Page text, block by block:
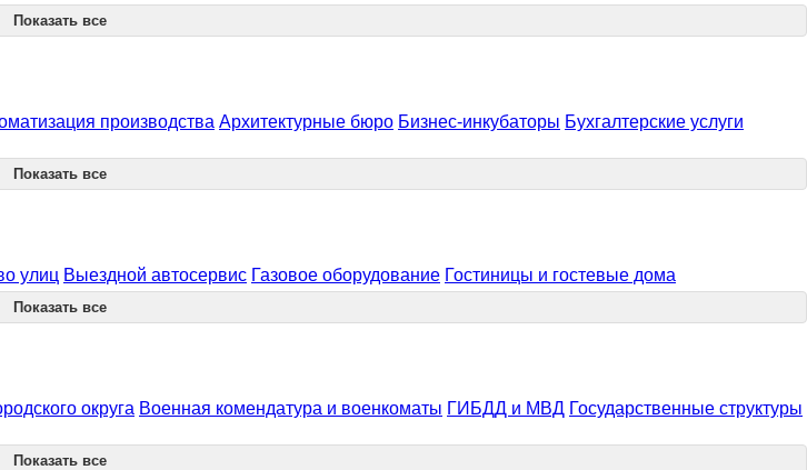
Показать все
производства Архитектурные бюро Бизнес-инкубаторы Бухгалтерские услуги
Показать все
улиц Выездной автосервис Газовое оборудование Гостиницы и гостевые дома
Показать все
округа Военная комендатура и военкоматы ГИБДД и МВД Государственные структуры
Показать все